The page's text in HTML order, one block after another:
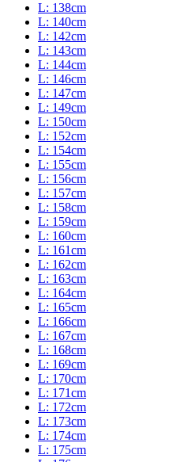
L: 138cm
L: 140cm
L: 142cm
L: 143cm
L: 144cm
L: 146cm
L: 147cm
L: 149cm
L: 150cm
L: 152cm
L: 154cm
L: 155cm
L: 156cm
L: 157cm
L: 158cm
L: 159cm
L: 160cm
L: 161cm
L: 162cm
L: 163cm
L: 164cm
L: 165cm
L: 166cm
L: 167cm
L: 168cm
L: 169cm
L: 170cm
L: 171cm
L: 172cm
L: 173cm
L: 174cm
L: 175cm